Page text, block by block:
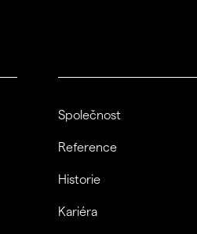
Společnost
Reference
Historie
Kariéra